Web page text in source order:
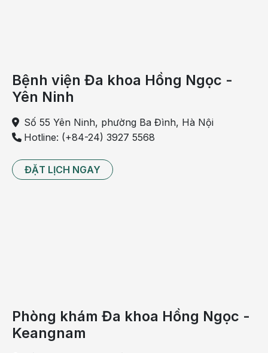
Bệnh viện Đa khoa Hồng Ngọc -
Yên Ninh
Số 55 Yên Ninh, phường Ba Đình, Hà Nội
Hotline: (+84-24) 3927 5568
ĐẶT LỊCH NGAY
Phòng khám Đa khoa Hồng Ngọc -
Keangnam